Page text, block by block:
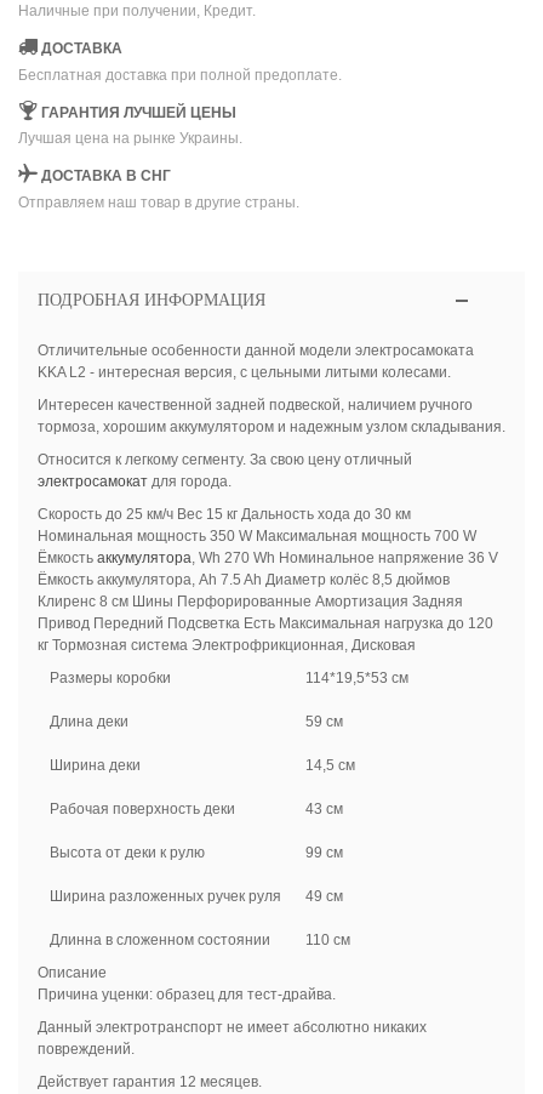
Наличные при получении, Кредит.
ДОСТАВКА
Бесплатная доставка при полной предоплате.
ГАРАНТИЯ ЛУЧШЕЙ ЦЕНЫ
Лучшая цена на рынке Украины.
ДОСТАВКА В СНГ
Отправляем наш товар в другие страны.
ПОДРОБНАЯ ИНФОРМАЦИЯ
Отличительные особенности данной модели электросамоката
KKA L2 - интересная версия, с цельными литыми колесами.
Интересен качественной задней подвеской, наличием ручного
тормоза, хорошим аккумулятором и надежным узлом складывания.
Относится к легкому сегменту. За свою цену отличный
электросамокатдля города.
Скорость до 25 км/ч Вес 15 кг Дальность хода до 30 км
Номинальная мощность 350 W Максимальная мощность 700 W
Ёмкость аккумулятора, Wh 270 Wh Номинальное напряжение 36 V
Ёмкость аккумулятора, Ah 7.5 Ah Диаметр колёс 8,5 дюймов
Клиренс 8 см Шины Перфорированные Амортизация Задняя
Привод Передний Подсветка Есть Максимальная нагрузка до 120
кг Тормозная система Электрофрикционная, Дисковая
Размеры коробки
114*19,5*53 см
Длина деки 59 см
Ширина деки 14,5 см
Рабочая поверхность деки 43 см
Высота от деки к рулю 99 см
Ширина разложенных ручек руля 49 см
Длинна в сложенном состоянии
110 см
Описание
Причина уценки: образец для тест-драйва.
Данный электротранспорт не имеет абсолютно никаких
повреждений.
Действует гарантия 12 месяцев.